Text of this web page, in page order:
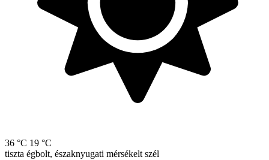
36 °C 19 °C
tiszta égbolt, északnyugati mérsékelt szél